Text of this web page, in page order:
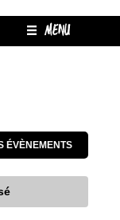
MENU
ÉVÈNEMENTS